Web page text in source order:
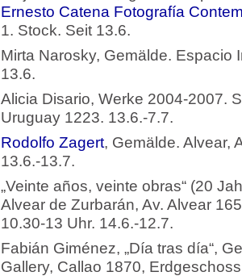
Ernesto Catena Fotografía
1. Stock. Seit 13.6.
Mirta Narosky, Gemälde. Espacio
13.6.
Alicia Disario, Werke 2004-2007.
Uruguay 1223. 13.6.-7.7.
Rodolfo Zagert, Gemälde. Alvear,
13.6.-13.7.
„Veinte años, veinte obras“ (20
Alvear de Zurbarán, Av. Alvear
10.30-13 Uhr. 14.6.-12.7.
Fabián Giménez, „Día tras día“,
Gallery, Callao 1870,